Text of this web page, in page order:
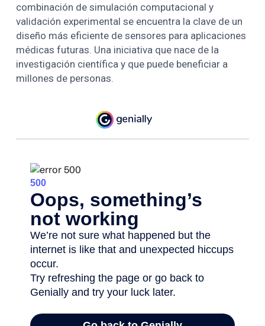
combinación de simulación computacional y
validación experimental se encuentra la clave de un
diseño más eficiente de sensores para aplicaciones
médicas futuras. Una iniciativa que nace de la
investigación científica y que puede beneficiar a
millones de personas.